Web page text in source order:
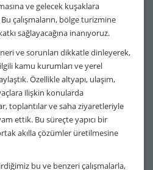
ve gelecek kuşaklara
çalışmaların, bölge turizmine
sağlayacağına inanıyoruz.
ve sorunları dikkatle dinleyerek,
kamu kurumları ve yerel
Özellikle altyapı, ulaşım,
ilişkin konularda
toplantılar ve saha ziyaretleriyle
ettik. Bu süreçte yapıcı bir
akılla çözümler üretilmesine
bu ve benzeri çalışmalarla,